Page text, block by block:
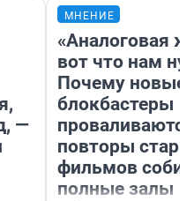
—
МНЕНИЕ
«Аналоговая
вот что нам
Почему новые
блокбастеры
повторы
фильмов
полные залы